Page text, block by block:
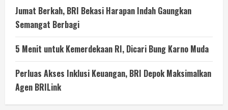
Jumat Berkah, BRI Bekasi Harapan Indah Gaungkan
Semangat Berbagi
5 Menit untuk Kemerdekaan RI, Dicari Bung Karno Muda
Perluas Akses Inklusi Keuangan, BRI Depok Maksimalkan
Agen BRILink